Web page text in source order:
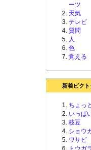
ーツ
天気
テレビ
質問
人
色
覚える
新着ピクト
ちょっ
いっぱ
枝豆
ショウ
ワサビ
トウガ